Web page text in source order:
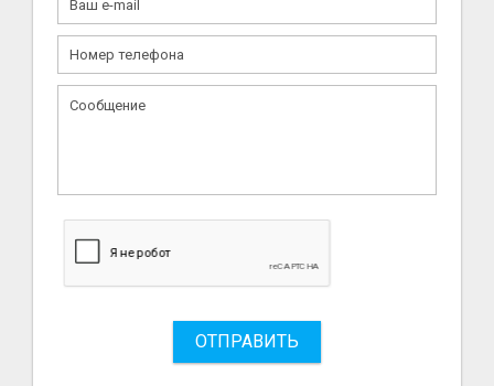
ОТПРАВИТЬ